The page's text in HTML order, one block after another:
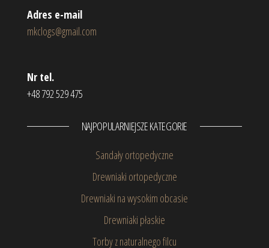
Adres e-mail
mkclogs@gmail.com
Nr tel.
+48 792 529 475
NAJPOPULARNIEJSZE KATEGORIE
Sandały ortopedyczne
Drewniaki ortopedyczne
Drewniaki na wysokim obcasie
Drewniaki płaskie
Torby z naturalnego filcu